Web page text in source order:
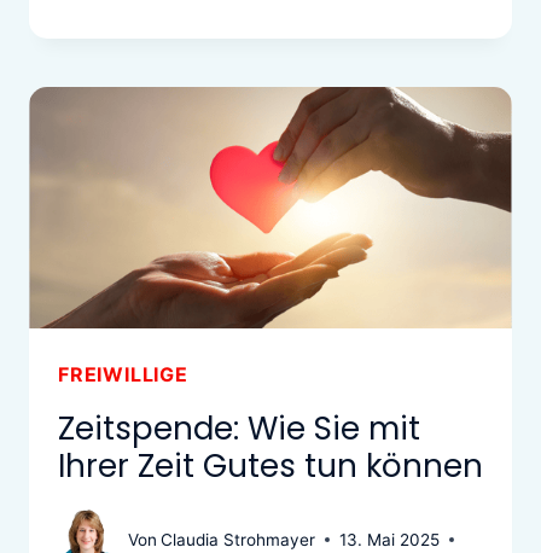
FREIWILLIGE
Zeitspende: Wie Sie mit
Ihrer Zeit Gutes tun können
Von Claudia Strohmayer 13. Mai 2025